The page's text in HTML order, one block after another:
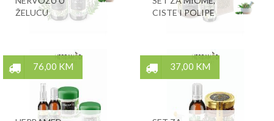
ŽELUCU
CISTE I POLIPE
76,00 KM 37,00 KM